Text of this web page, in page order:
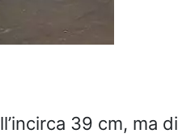
39 cm, ma di